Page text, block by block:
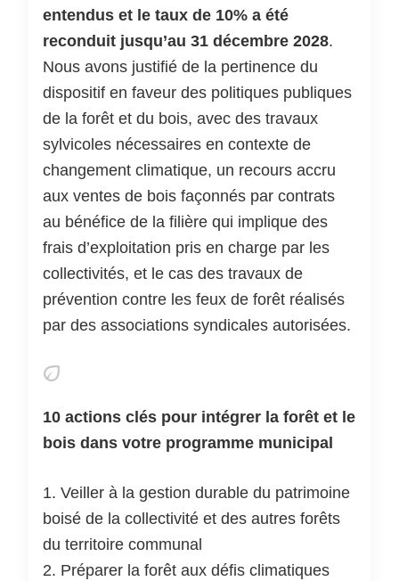
entendus et le taux de 10% a été
reconduit jusqu’au 31 décembre 2028.
Nous avons justifié de la pertinence du
dispositif en faveur des politiques publiques
de la forêt et du bois, avec des travaux
sylvicoles nécessaires en contexte de
changement climatique, un recours accru
aux ventes de bois façonnés par contrats
au bénéfice de la filière qui implique des
frais d’exploitation pris en charge par les
collectivités, et le cas des travaux de
prévention contre les feux de forêt réalisés
par des associations syndicales autorisées.
10 actions clés pour intégrer la forêt et le
bois dans votre programme municipal
1. Veiller à la gestion durable du patrimoine
boisé de la collectivité et des autres forêts
du territoire communal
2. Préparer la forêt aux défis climatiques